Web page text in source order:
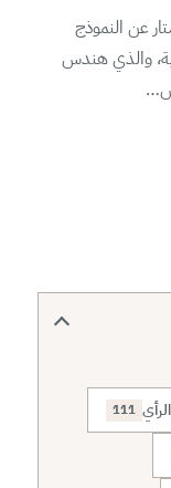
عن النموذج
والذي هندس
111